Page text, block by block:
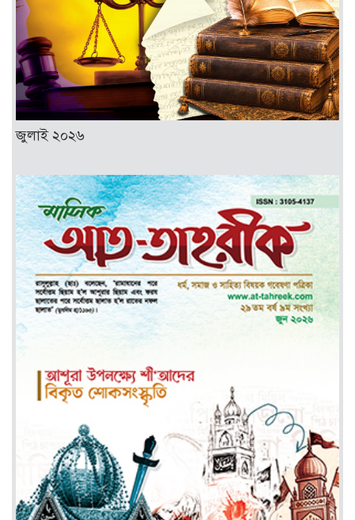
জুলাই ২০২৬